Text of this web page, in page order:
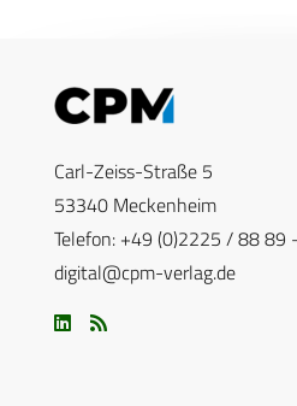
Carl-Zeiss-Straße 5
53340 Meckenheim
Telefon: +49 (0)2225 / 88 89
digital@cpm-verlag.de